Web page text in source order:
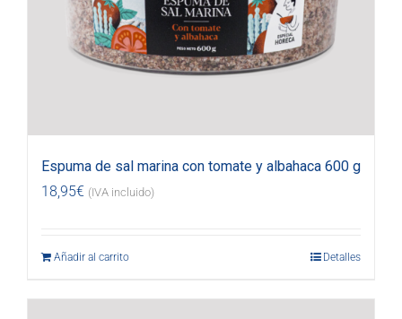
Espuma de sal marina con tomate y albahaca 600 g
18,95€ (IVA incluido)
Añadir al carrito Detalles